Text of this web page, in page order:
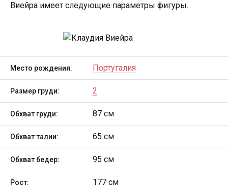
Виейра имеет следующие параметры фигуры.
Место рождения: Португалия
Размер груди: 2
Обхват груди: 87 см
Обхват талии: 65 см
Обхват бедер: 95 см
Рост: 177 см